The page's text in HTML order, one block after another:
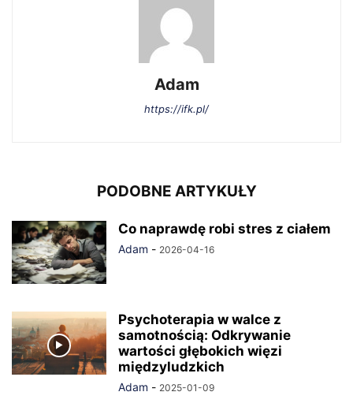
Adam
https://ifk.pl/
PODOBNE ARTYKUŁY
Co naprawdę robi stres z ciałem
Adam - 2026-04-16
Psychoterapia w walce z
samotnością: Odkrywanie
wartości głębokich więzi
międzyludzkich
Adam - 2025-01-09